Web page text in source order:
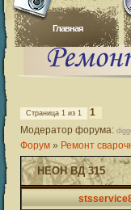
Главная
Страница 1 из 1
1
Модератор форума:
Форум » Ремонт
НЕОН ВД 315